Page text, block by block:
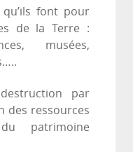
font pour
de la Terre :
musées,
par
des ressources
patrimoine